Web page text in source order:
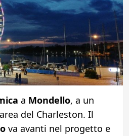
a Mondello, a un
del Charleston. Il
va avanti nel progetto e